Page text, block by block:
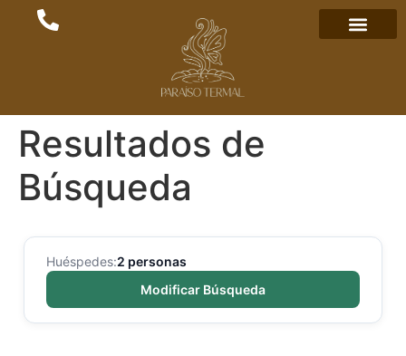
Resultados de
Búsqueda
Huéspedes:2 personas
Modificar Búsqueda